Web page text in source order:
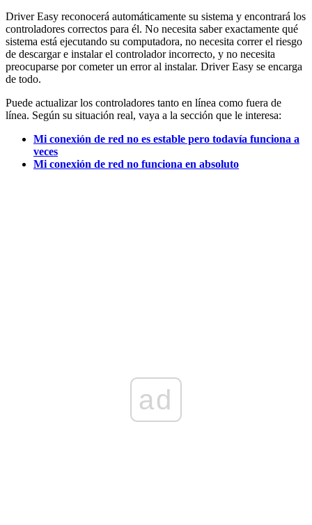
Driver Easy reconocerá automáticamente su sistema y encontrará los
controladores correctos para él. No necesita saber exactamente qué
sistema está ejecutando su computadora, no necesita correr el riesgo
de descargar e instalar el controlador incorrecto, y no necesita
preocuparse por cometer un error al instalar. Driver Easy se encarga
de todo.
Puede actualizar los controladores tanto en línea como fuera de
línea. Según su situación real, vaya a la sección que le interesa:
Mi conexión de red no es estable pero todavía funciona a
veces
Mi conexión de red no funciona en absoluto
ad